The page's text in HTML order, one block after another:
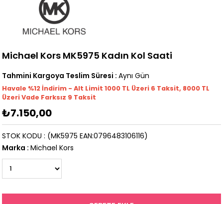
Michael Kors MK5975 Kadın Kol Saati
Tahmini Kargoya Teslim Süresi : Aynı Gün
Havale %12 İndirim - Alt Limit 1000 TL Üzeri 6 Taksit, 8000 TL
Üzeri Vade Farksız 9 Taksit
₺7.150,00
(MK5975 EAN:0796483106116)
STOK KODU
Marka : Michael Kors